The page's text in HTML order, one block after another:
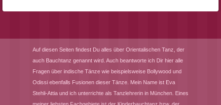
Auf diesen Seiten findest Du alles über Orientalischen Tanz, der
auch Bauchtanz genannt wird. Auch beantworte ich Dir hier alle
Fragen über indische Tänze wie beispielsweise Bollywood und
Odissi ebenfalls Fusionen dieser Tänze. Mein Name ist Eva
Stehli-Attia und ich unterrichte als Tanzlehrerin in München. Eines